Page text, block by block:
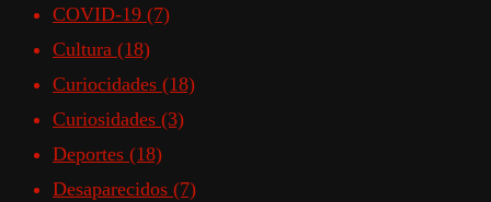
COVID-19 (7)
Cultura (18)
Curiocidades (18)
Curiosidades (3)
Deportes (18)
Desaparecidos (7)